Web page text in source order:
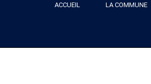
ACCUEIL LA COMMUNE